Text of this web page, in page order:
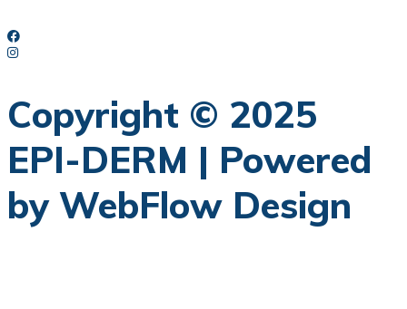
Copyright © 2025
EPI-DERM | Powered
by WebFlow Design​